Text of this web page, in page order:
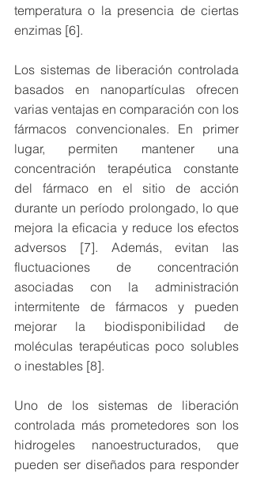
temperatura o la presencia de ciertas
enzimas [6].
Los sistemas de liberación controlada
basados en nanopartículas ofrecen
varias ventajas en comparación con los
fármacos convencionales. En primer
lugar, permiten mantener una
concentración terapéutica constante
del fármaco en el sitio de acción
durante un período prolongado, lo que
mejora la eficacia y reduce los efectos
adversos [7]. Además, evitan las
fluctuaciones de concentración
asociadas con la administración
intermitente de fármacos y pueden
mejorar la biodisponibilidad de
moléculas terapéuticas poco solubles
o inestables [8].
Uno de los sistemas de liberación
controlada más prometedores son los
hidrogeles nanoestructurados, que
pueden ser diseñados para responder